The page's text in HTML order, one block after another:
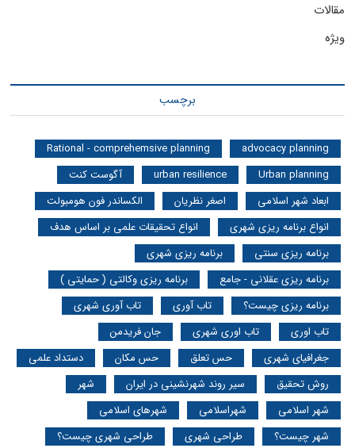
مقالات
ویژه
برچسب
advocacy planning
Rational - comprehemsive planning
Urban planning
urban resilience
آگوست کنت
ابعاد شهر اسلامی
اصغر نظریان
الکساندر فون هومبولت
انواع برنامه ریزی شهری
انواع تحقیقات علمی بر اساس هدف
برنامه ریزی سنتی
برنامه ریزی شهری
برنامه ریزی عقلانی - جامع
برنامه ریزی وکالتی ( حمایتی )
برنامه ریزی چیست؟
تاب آوری
تاب آوری شهری
تاب اوری
تاب اوری شهری
جان فریدمن
جغرافیای شهری
حس تعلق حس مکان
دستداد علمی
روش تحقیق
سیر روند شهرنشینی در ایران
شهر
شهر اسلامی
شهراسلامی
شهرهای اسلامی
شهر چیست؟
طراحی شهری
طراحی شهری چیست؟